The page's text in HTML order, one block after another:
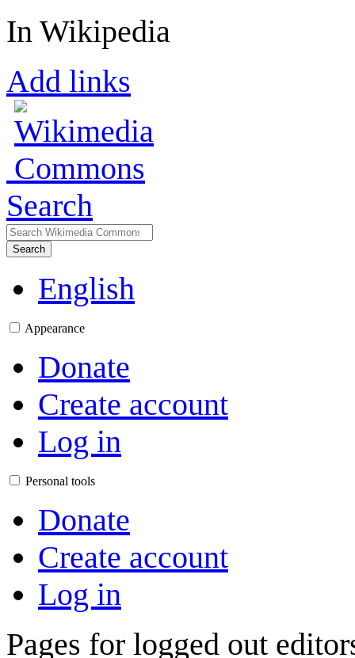
In Wikipedia
Add links
Search
Search
English
Appearance
Donate
Create account
Log in
Personal tools
Donate
Create account
Log in
Pages for logged out